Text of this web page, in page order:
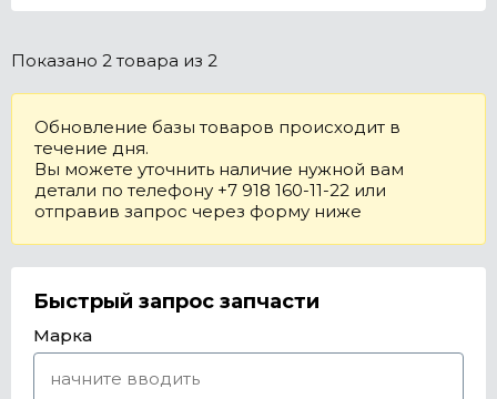
Показано 2 товара из 2
Обновление базы товаров происходит в
течение дня.
Вы можете уточнить наличие нужной вам
детали по телефону +7 918 160-11-22 или
отправив запрос через форму ниже
Быстрый запрос запчасти
Марка